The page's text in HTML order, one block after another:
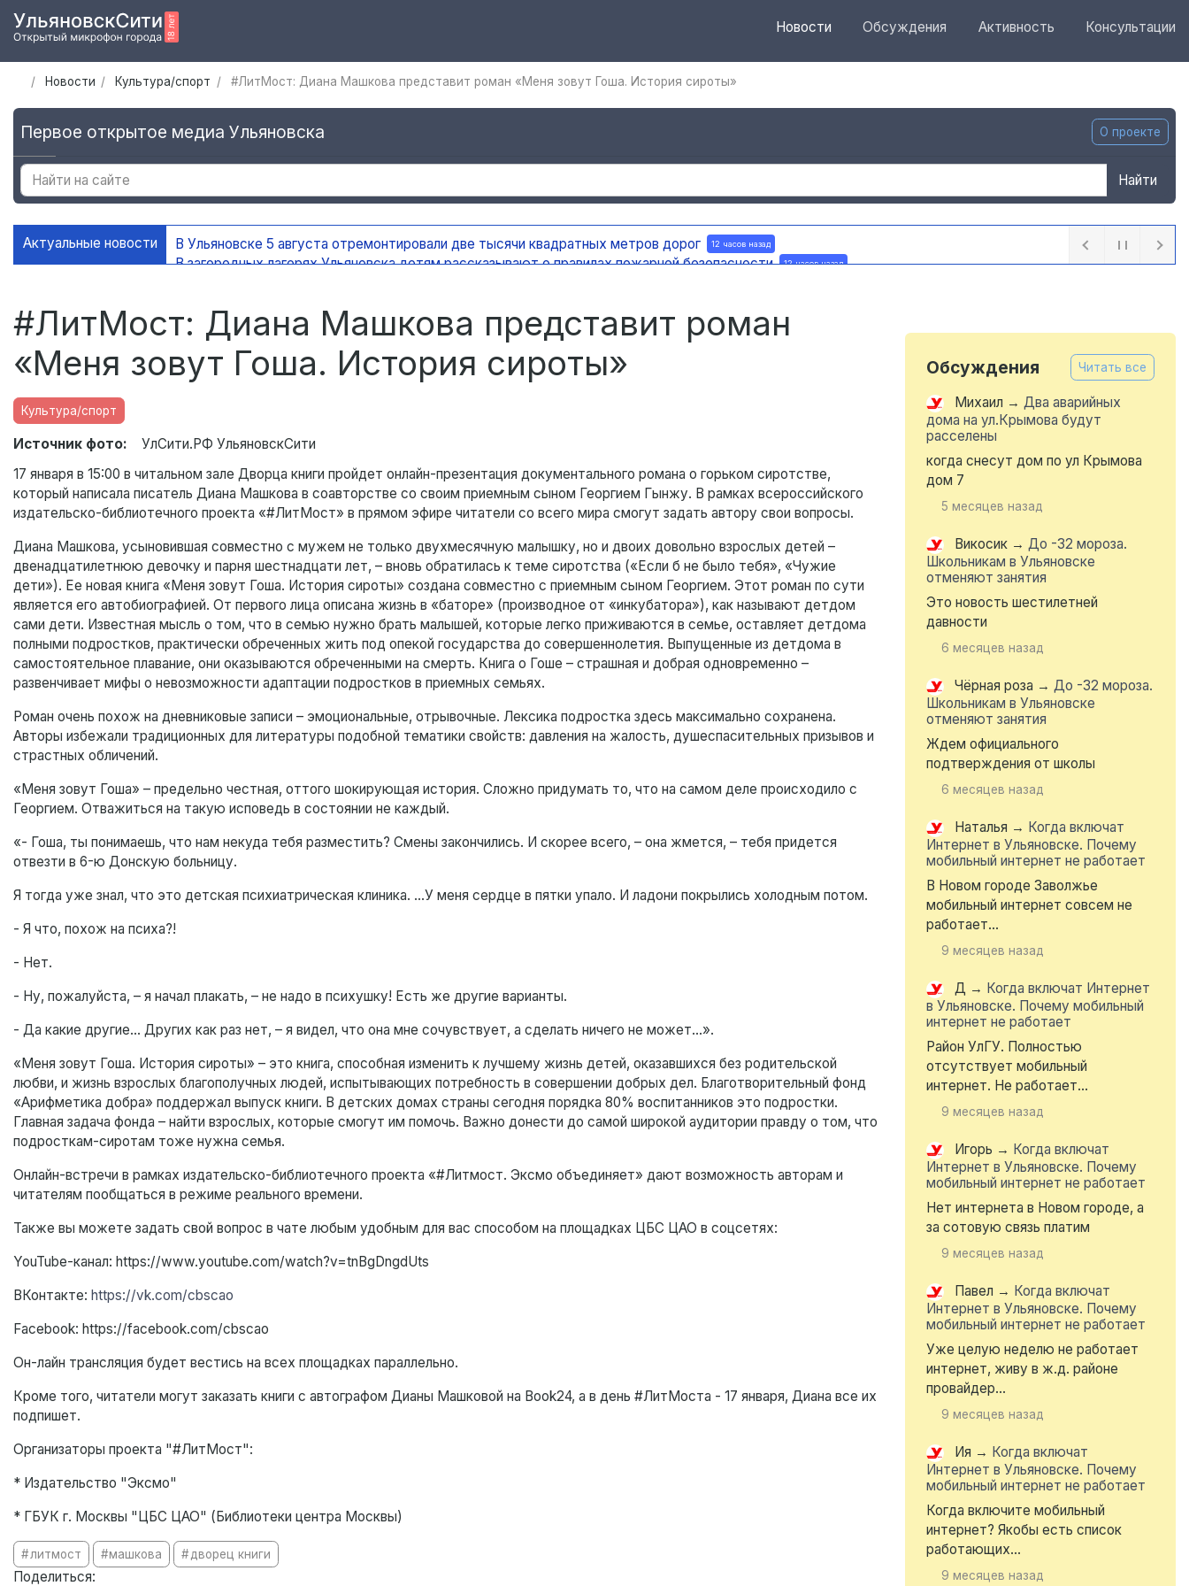
Новости Обсуждения Активность Консультации
Новости Культура/спорт #ЛитМост: Диана Машкова представит роман «Меня зовут Гоша. История сироты»
Первое открытое медиа Ульяновска О проекте
Найти
Актуальные новости В Ульяновске 5 августа отремонтировали две тысячи квадратных метров дорог 12 часов назад
В загородных лагерях Ульяновска детям рассказывают о правилах пожарной безопасности 12 часов назад
#ЛитМост: Диана Машкова представит роман
«Меня зовут Гоша. История сироты»
Культура/спорт
Источник фото:
УлСити.РФ УльяновскСити
17 января в 15:00 в читальном зале Дворца книги пройдет онлайн-презентация документального романа о горьком сиротстве,
который написала писатель Диана Машкова в соавторстве со своим приемным сыном Георгием Гынжу. В рамках всероссийского
издательско-библиотечного проекта «#ЛитМост» в прямом эфире читатели со всего мира смогут задать автору свои вопросы.
Диана Машкова, усыновившая совместно с мужем не только двухмесячную малышку, но и двоих довольно взрослых детей –
двенадцатилетнюю девочку и парня шестнадцати лет, – вновь обратилась к теме сиротства («Если б не было тебя», «Чужие
дети»). Ее новая книга «Меня зовут Гоша. История сироты» создана совместно с приемным сыном Георгием. Этот роман по сути
является его автобиографией. От первого лица описана жизнь в «баторе» (производное от «инкубатора»), как называют детдом
сами дети. Известная мысль о том, что в семью нужно брать малышей, которые легко приживаются в семье, оставляет детдома
полными подростков, практически обреченных жить под опекой государства до совершеннолетия. Выпущенные из детдома в
самостоятельное плавание, они оказываются обреченными на смерть. Книга о Гоше – страшная и добрая одновременно –
развенчивает мифы о невозможности адаптации подростков в приемных семьях.
Роман очень похож на дневниковые записи – эмоциональные, отрывочные. Лексика подростка здесь максимально сохранена.
Авторы избежали традиционных для литературы подобной тематики свойств: давления на жалость, душеспасительных призывов и
страстных обличений.
«Меня зовут Гоша» – предельно честная, оттого шокирующая история. Сложно придумать то, что на самом деле происходило с
Георгием. Отважиться на такую исповедь в состоянии не каждый.
«- Гоша, ты понимаешь, что нам некуда тебя разместить? Смены закончились. И скорее всего, – она жмется, – тебя придется
отвезти в 6-ю Донскую больницу.
Я тогда уже знал, что это детская психиатрическая клиника. …У меня сердце в пятки упало. И ладони покрылись холодным потом.
- Я что, похож на психа?!
- Нет.
- Ну, пожалуйста, – я начал плакать, – не надо в психушку! Есть же другие варианты.
- Да какие другие… Других как раз нет, – я видел, что она мне сочувствует, а сделать ничего не может…».
«Меня зовут Гоша. История сироты» – это книга, способная изменить к лучшему жизнь детей, оказавшихся без родительской
любви, и жизнь взрослых благополучных людей, испытывающих потребность в совершении добрых дел. Благотворительный фонд
«Арифметика добра» поддержал выпуск книги. В детских домах страны сегодня порядка 80% воспитанников это подростки.
Главная задача фонда – найти взрослых, которые смогут им помочь. Важно донести до самой широкой аудитории правду о том, что
подросткам-сиротам тоже нужна семья.
Онлайн-встречи в рамках издательско-библиотечного проекта «#Литмост. Эксмо объединяет» дают возможность авторам и
читателям пообщаться в режиме реального времени.
Также вы можете задать свой вопрос в чате любым удобным для вас способом на площадках ЦБС ЦАО в соцсетях:
YouTube-канал: https://www.youtube.com/watch?v=tnBgDngdUts
ВКонтакте: https://vk.com/cbscao
Facebook: https://facebook.com/cbscao
Он-лайн трансляция будет вестись на всех площадках параллельно.
Кроме того, читатели могут заказать книги с автографом Дианы Машковой на Book24, а в день #ЛитМоста - 17 января, Диана все их
подпишет.
Организаторы проекта "#ЛитМост":
* Издательство "Эксмо"
* ГБУК г. Москвы "ЦБС ЦАО" (Библиотеки центра Москвы)
литмост машкова дворец книги
Поделиться:
Обсуждения Читать все
Михаил → Два аварийных
дома на ул.Крымова будут
расселены
когда снесут дом по ул Крымова
дом 7
5 месяцев назад
Викосик → До -32 мороза.
Школьникам в Ульяновске
отменяют занятия
Это новость шестилетней
давности
6 месяцев назад
Чёрная роза → До -32 мороза.
Школьникам в Ульяновске
отменяют занятия
Ждем официального
подтверждения от школы
6 месяцев назад
Наталья → Когда включат
Интернет в Ульяновске. Почему
мобильный интернет не работает
В Новом городе Заволжье
мобильный интернет совсем не
работает...
9 месяцев назад
Д → Когда включат Интернет
в Ульяновске. Почему мобильный
интернет не работает
Район УлГУ. Полностью
отсутствует мобильный
интернет. Не работает...
9 месяцев назад
Игорь → Когда включат
Интернет в Ульяновске. Почему
мобильный интернет не работает
Нет интернета в Новом городе, а
за сотовую связь платим
9 месяцев назад
Павел → Когда включат
Интернет в Ульяновске. Почему
мобильный интернет не работает
Уже целую неделю не работает
интернет, живу в ж.д. районе
провайдер...
9 месяцев назад
Ия → Когда включат
Интернет в Ульяновске. Почему
мобильный интернет не работает
Когда включите мобильный
интернет? Якобы есть список
работающих...
9 месяцев назад